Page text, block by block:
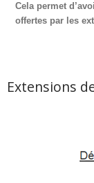
Cela permet
offertes par les
Extensions